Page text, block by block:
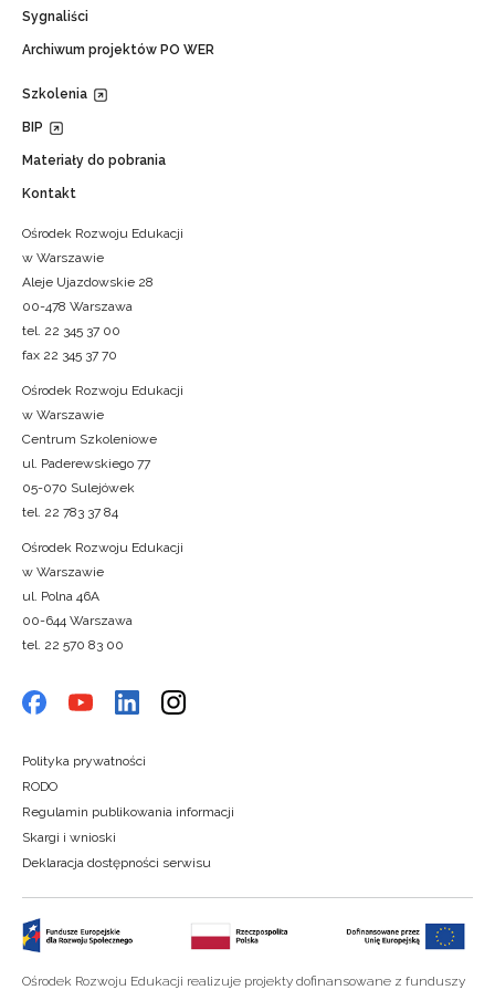
Sygnaliści
Archiwum projektów PO WER
Szkolenia
BIP
Materiały do pobrania
Kontakt
Ośrodek Rozwoju Edukacji
w Warszawie
Aleje Ujazdowskie 28
00-478 Warszawa
tel. 22 345 37 00
fax 22 345 37 70
Ośrodek Rozwoju Edukacji
w Warszawie
Centrum Szkoleniowe
ul. Paderewskiego 77
05-070 Sulejówek
tel. 22 783 37 84
Ośrodek Rozwoju Edukacji
w Warszawie
ul. Polna 46A
00-644 Warszawa
tel. 22 570 83 00
Polityka prywatności
RODO
Regulamin publikowania informacji
Skargi i wnioski
Deklaracja dostępności serwisu
Ośrodek Rozwoju Edukacji realizuje projekty dofinansowane z funduszy